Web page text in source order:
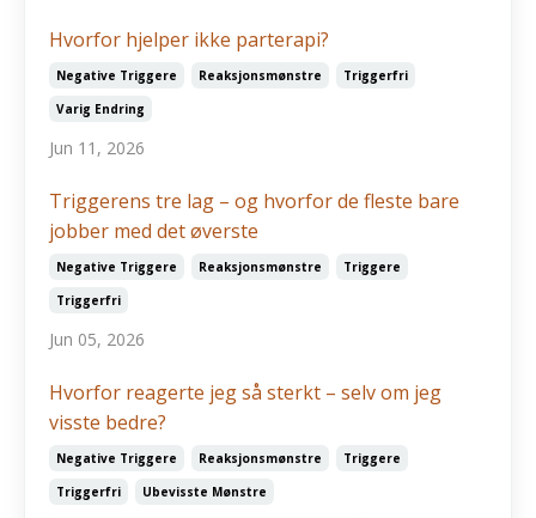
Hvorfor hjelper ikke parterapi?
Negative Triggere Reaksjonsmønstre
Triggerfri
Varig Endring
Jun 11, 2026
Triggerens tre lag – og hvorfor de fleste bare
jobber med det øverste
Negative Triggere Reaksjonsmønstre
Triggere
Triggerfri
Jun 05, 2026
Hvorfor reagerte jeg så sterkt – selv om jeg
visste bedre?
Negative Triggere Reaksjonsmønstre
Triggere
Triggerfri
Ubevisste Mønstre